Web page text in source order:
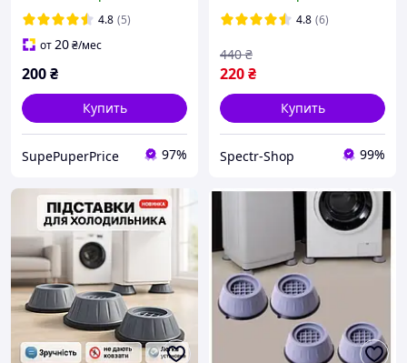
стиральных,
Антивибрационные
ножки, ETB
4.8 (5)
от20₴/мес
200₴
Купить
SupePuperPrice 97%
подкладки под ножки
4.8 (6)
220₴
440 ₴
Купить
Spectr-Shop 99%